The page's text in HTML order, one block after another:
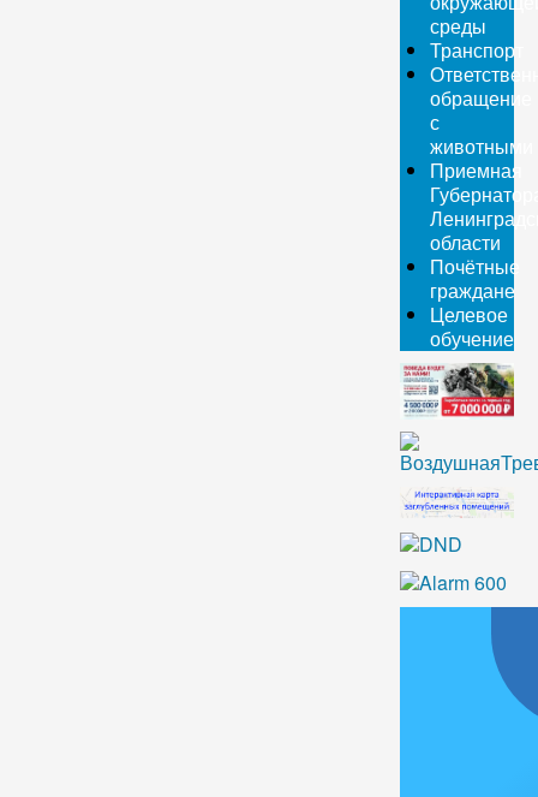
среды
Транспорт
обращение
с
животными
Приемная
области
Почётные
граждане
Целевое
обучение